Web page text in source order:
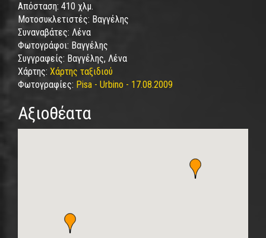
Απόσταση: 410 χλμ.
Μοτοσυκλετιστές: Βαγγέλης
Συναναβάτες: Λένα
Φωτογράφοι: Βαγγέλης
Συγγραφείς: Βαγγέλης, Λένα
Χάρτης: Χάρτης ταξιδιού
Φωτογραφίες: Pisa - Urbino - 17.08.2009
Αξιοθέατα